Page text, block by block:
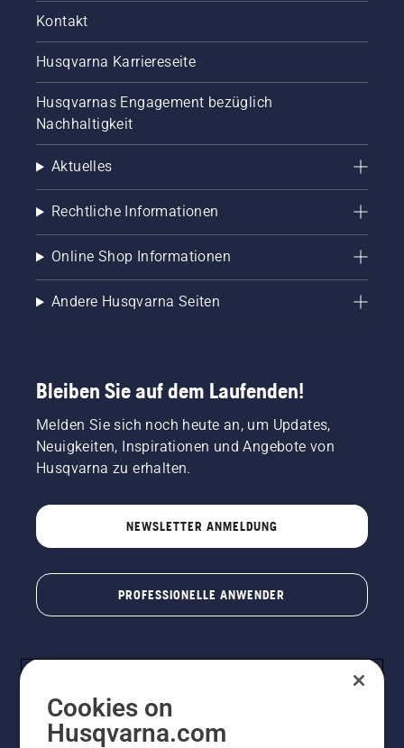
Kontakt
Husqvarna Karriereseite
Husqvarnas Engagement bezüglich
Nachhaltigkeit
Aktuelles
Rechtliche Informationen
Online Shop Informationen
Andere Husqvarna Seiten
Bleiben Sie auf dem Laufenden!
Melden Sie sich noch heute an, um Updates,
Neuigkeiten, Inspirationen und Angebote von
Husqvarna zu erhalten.
NEWSLETTER ANMELDUNG
PROFESSIONELLE ANWENDER
Cookies on
Husqvarna.com